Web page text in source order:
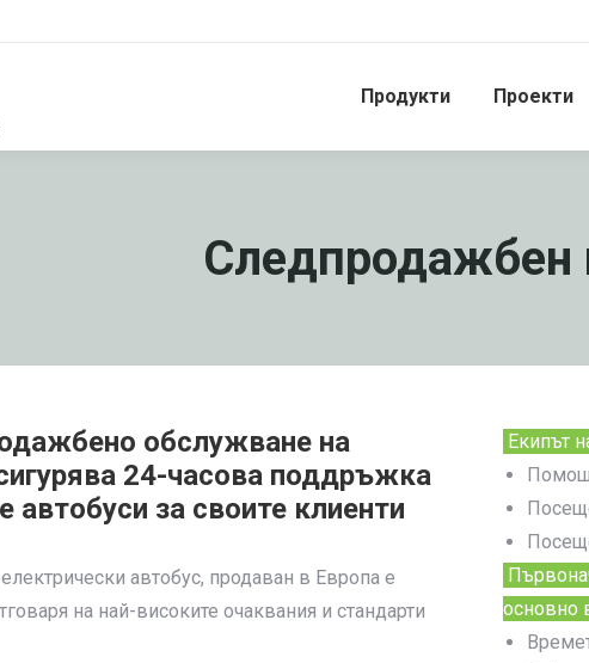
Продукти Проекти
Следпродажбен
обслужване на
24-часова поддръжка
автобуси за своите клиенти
автобус, продаван в Европа е
на най-високите очаквания и стандарти
Екипът
Помощ
основно